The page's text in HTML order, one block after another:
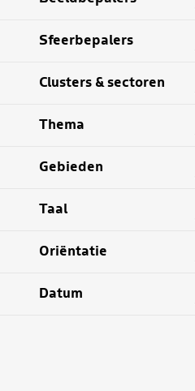
Sfeerbepalers
Clusters & sectoren
Thema
Gebieden
Taal
Oriëntatie
Datum